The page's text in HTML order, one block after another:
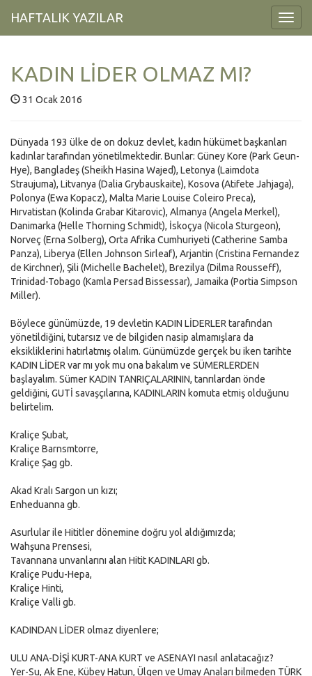
HAFTALIK YAZILAR
KADIN LİDER OLMAZ MI?
31 Ocak 2016
Dünyada 193 ülke de on dokuz devlet, kadın hükümet başkanları
kadınlar tarafından yönetilmektedir. Bunlar: Güney Kore (Park Geun-
Hye), Bangladeş (Sheikh Hasina Wajed), Letonya (Laimdota
Straujuma), Litvanya (Dalia Grybauskaite), Kosova (Atifete Jahjaga),
Polonya (Ewa Kopacz), Malta Marie Louise Coleiro Preca),
Hırvatistan (Kolinda Grabar Kitarovic), Almanya (Angela Merkel),
Danimarka (Helle Thorning Schmidt), İskoçya (Nicola Sturgeon),
Norveç (Erna Solberg), Orta Afrika Cumhuriyeti (Catherine Samba
Panza), Liberya (Ellen Johnson Sirleaf), Arjantin (Cristina Fernandez
de Kirchner), Şili (Michelle Bachelet), Brezilya (Dilma Rousseff),
Trinidad-Tobago (Kamla Persad Bissessar), Jamaika (Portia Simpson
Miller).
Böylece günümüzde, 19 devletin KADIN LİDERLER tarafından
yönetildiğini, tutarsız ve de bilgiden nasip almamışlara da
eksikliklerini hatırlatmış olalım. Günümüzde gerçek bu iken tarihte
KADIN LİDER var mı yok mu ona bakalım ve SÜMERLERDEN
başlayalım. Sümer KADIN TANRIÇALARININ, tanrılardan önde
geldiğini, GUTİ savaşçılarına, KADINLARIN komuta etmiş olduğunu
belirtelim.
Kraliçe Şubat,
Kraliçe Barnsmtorre,
Kraliçe Şag gb.
Akad Kralı Sargon un kızı;
Enheduanna gb.
Asurlular ile Hititler dönemine doğru yol aldığımızda;
Wahşuna Prensesi,
Tavannana unvanlarını alan Hitit KADINLARI gb.
Kraliçe Pudu-Hepa,
Kraliçe Hinti,
Kraliçe Valli gb.
KADINDAN LİDER olmaz diyenlere;
ULU ANA-DİŞİ KURT-ANA KURT ve ASENAYI nasıl anlatacağız?
Yer-Su, Ak Ene, Kübey Hatun, Ülgen ve Umay Anaları bilmeden TÜRK